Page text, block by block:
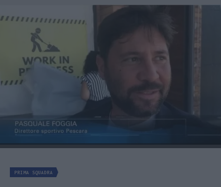
PRIMA SQUADRA